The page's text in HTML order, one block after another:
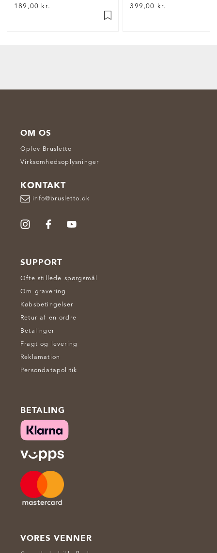
189,00 kr. 399,00 kr.
OM OS
Oplev Brusletto
Virksomhedsoplysninger
KONTAKT
info@brusletto.dk
SUPPORT
Ofte stillede spørgsmål
Om gravering
Købsbetingelser
Retur af en ordre
Betalinger
Fragt og levering
Reklamation
Persondatapolitik
BETALING
VORES VENNER